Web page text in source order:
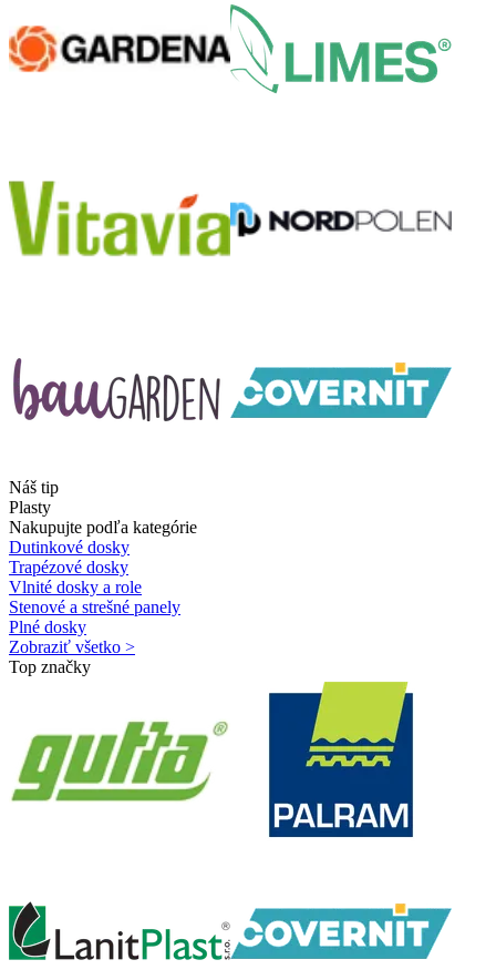
Náš tip
Plasty
Nakupujte podľa kategórie
Dutinkové dosky
Trapézové dosky
Vlnité dosky a role
Stenové a strešné panely
Plné dosky
Zobraziť všetko >
Top značky